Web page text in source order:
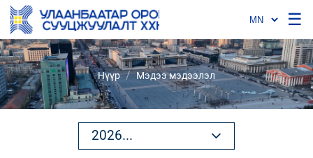
☰
Нүүр / Мэдээ мэдээлэл
2026...